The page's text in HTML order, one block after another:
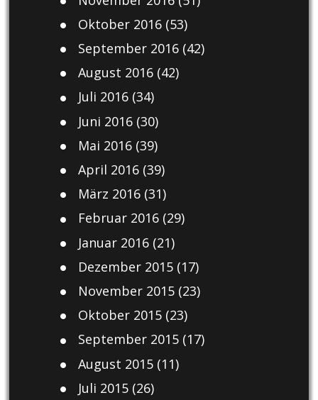
Oktober 2016(53)
September 2016(42)
August 2016(42)
Juli 2016(34)
Juni 2016(30)
Mai 2016(39)
April 2016(39)
März 2016(31)
Februar 2016(29)
Januar 2016(21)
Dezember 2015(17)
November 2015(23)
Oktober 2015(23)
September 2015(17)
August 2015(11)
Juli 2015(26)